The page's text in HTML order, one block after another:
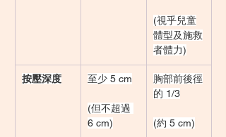
(視乎兒童
體型及施救
者體力)
按壓深度 至少 5 cm
(但不超過
6 cm)
胸部前後徑
的 1/3
(約 5 cm)